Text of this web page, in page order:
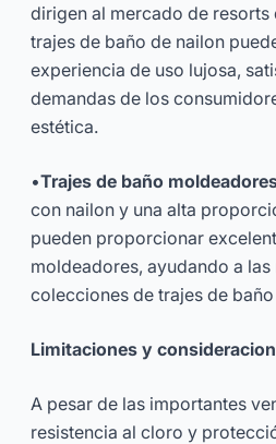
dirigen al mercado de resorts
trajes de baño de nailon
experiencia de uso lujosa,
demandas de los
estética.
•Trajes de baño
con nailon y una alta
pueden proporcionar
moldeadores, ayudando a
colecciones de trajes de
Limitaciones y
A pesar de las importantes
resistencia al cloro y